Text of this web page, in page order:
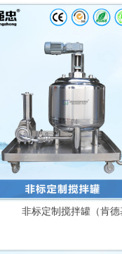
非标定制搅拌罐（肯德